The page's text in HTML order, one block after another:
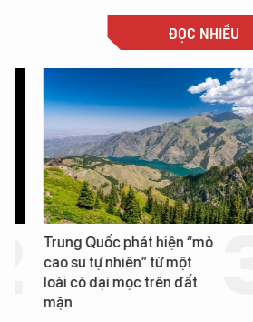
ĐỌC NHIỀU
Trung Quốc phát hiện “mỏ
cao su tự nhiên” từ một
loài cỏ dại mọc trên đất